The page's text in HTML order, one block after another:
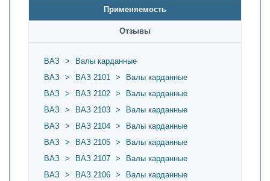
Применяемость
Oтзывы
ВАЗ >
Валы карданные
ВАЗ
> ВАЗ 2101 >
Валы карданные
ВАЗ
> ВАЗ 2102 >
Валы карданные
ВАЗ
> ВАЗ 2103 >
Валы карданные
ВАЗ
> ВАЗ 2104 >
Валы карданные
ВАЗ
> ВАЗ 2105 >
Валы карданные
ВАЗ
> ВАЗ 2107 >
Валы карданные
ВАЗ
> ВАЗ 2106 > Валы карданные